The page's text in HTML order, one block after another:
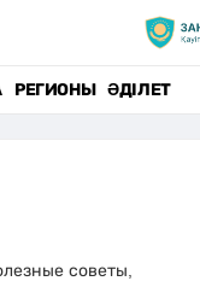
РЕГИОНЫ ӘДІЛЕТ
советы,